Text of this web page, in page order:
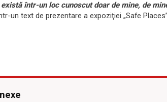
într-un loc cunoscut doar de mine, de
un text de prezentare a expoziţiei „Safe